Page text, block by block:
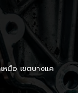
นือ เขตบางแค